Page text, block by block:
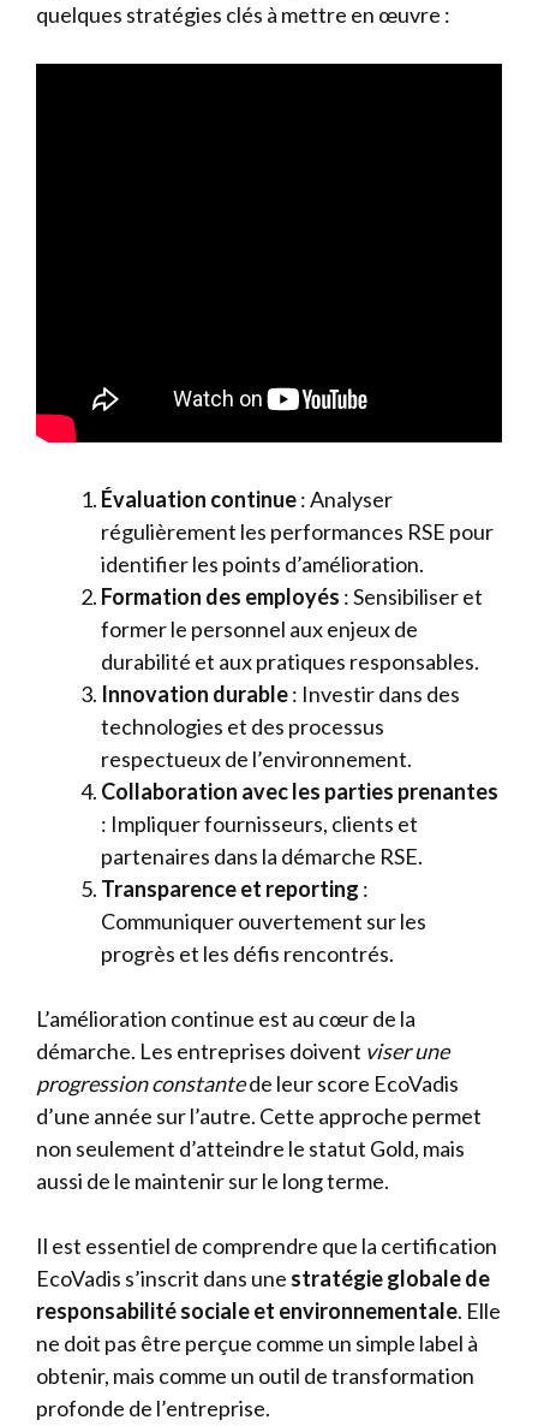
quelques stratégies clés à mettre en œuvre :
Évaluation continue: Analyser
régulièrement les performances RSE pour
identifier les points d’amélioration.
Formation des employés : Sensibiliser et
former le personnel aux enjeux de
durabilité et aux pratiques responsables.
Innovation durable: Investir dans des
technologies et des processus
respectueux de l’environnement.
Collaboration avec les parties prenantes
: Impliquer fournisseurs, clients et
partenaires dans la démarche RSE.
Transparence et reporting :
Communiquer ouvertement sur les
progrès et les défis rencontrés.
L’amélioration continue est au cœur de la
démarche. Les entreprises doivent viser une
progression constantede leur score EcoVadis
d’une année sur l’autre. Cette approche permet
non seulement d’atteindre le statut Gold, mais
aussi de le maintenir sur le long terme.
Il est essentiel de comprendre que la certification
EcoVadis s’inscrit dans une stratégie globale de
responsabilité sociale et environnementale. Elle
ne doit pas être perçue comme un simple label à
obtenir, mais comme un outil de transformation
profonde de l’entreprise.